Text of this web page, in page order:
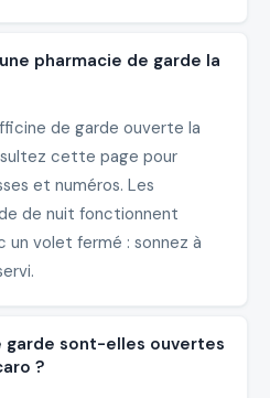
pharmacie de garde la
de garde ouverte la
cette page pour
et numéros. Les
de nuit fonctionnent
un volet fermé : sonnez à
garde sont-elles ouvertes
?